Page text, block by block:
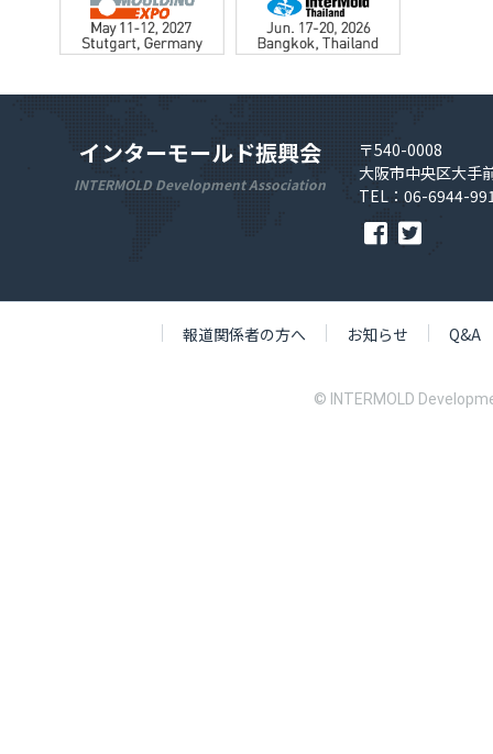
インターモールド振興会
INTERMOLD Development Association
〒540-0008
大阪市中央区大手
TEL：06-6944-
報道関係者の方へ お知らせ Q&A
© INTERMOLD